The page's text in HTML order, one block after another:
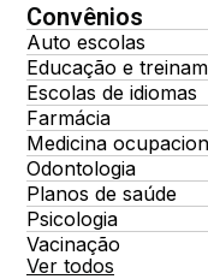
Convênios
Auto escolas
Educação e
Escolas de idiomas
Farmácia
Medicina
Odontologia
Planos de saúde
Psicologia
Vacinação
Ver todos